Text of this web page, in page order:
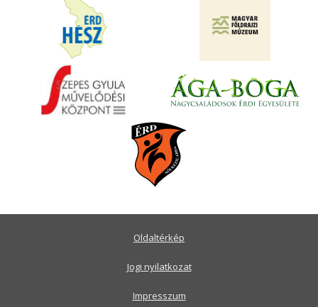
Oldaltérkép
Jogi nyilatkozat
Impresszum